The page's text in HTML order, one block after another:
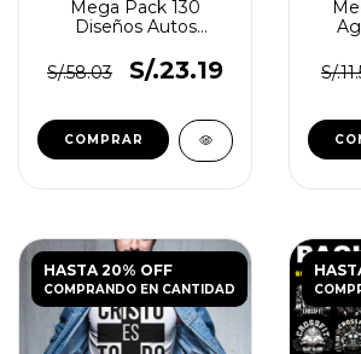
Mega Pack 130
Diseños Autos
S/.58.03
S/.23.19
S/
HASTA 20% OFF
COMPRANDO EN CANTIDAD